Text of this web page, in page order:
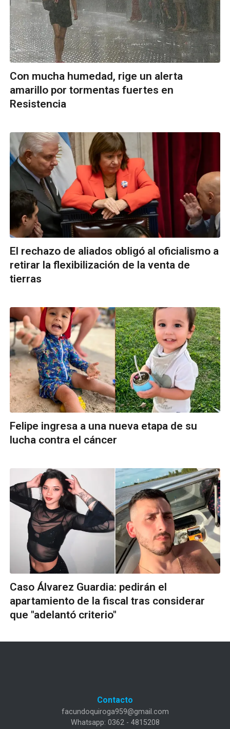
Con mucha humedad, rige un alerta
amarillo por tormentas fuertes en
Resistencia
El rechazo de aliados obligó al oficialismo a
retirar la flexibilización de la venta de
tierras
Felipe ingresa a una nueva etapa de su
lucha contra el cáncer
Caso Álvarez Guardia: pedirán el
apartamiento de la fiscal tras considerar
que "adelantó criterio"
Contacto
facundoquiroga959@gmail.com
Whatsapp: 0362 - 4815208